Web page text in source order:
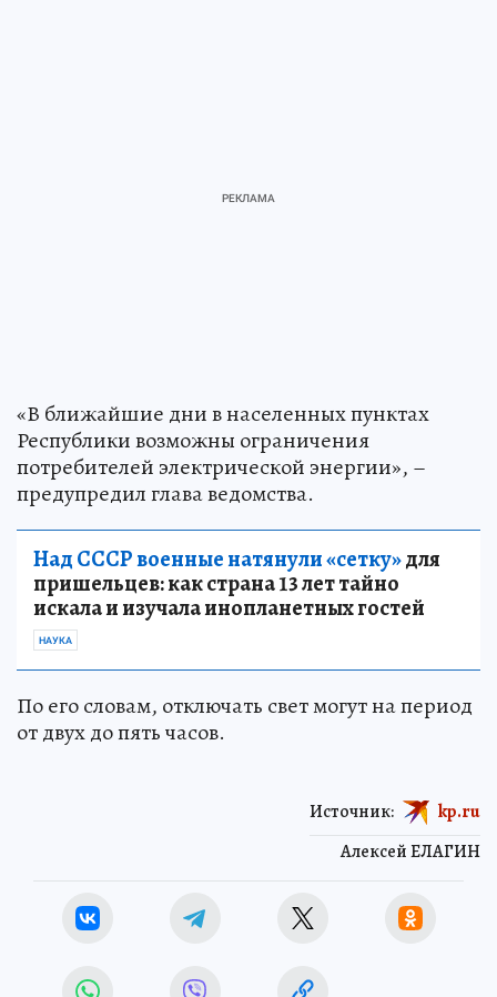
«В ближайшие дни в населенных пунктах
Республики возможны ограничения
потребителей электрической энергии», –
предупредил глава ведомства.
Над СССР военные натянули «сетку»для
пришельцев: как страна 13 лет тайно
искала и изучала инопланетных гостей
НАУКА
По его словам, отключать свет могут на период
от двух до пять часов.
Алексей ЕЛАГИН
Источник: kp.ru